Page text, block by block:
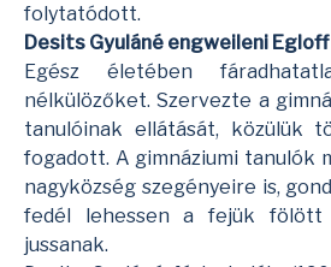
folytatódott.
Desits Gyuláné engweileni
Egész életében
nélkülözőket. Szervezte a
tanulóinak ellátását, közülük
fogadott. A gimnáziumi tanulók
nagyközség szegényeire is,
fedél lehessen a fejük fölött
jussanak.